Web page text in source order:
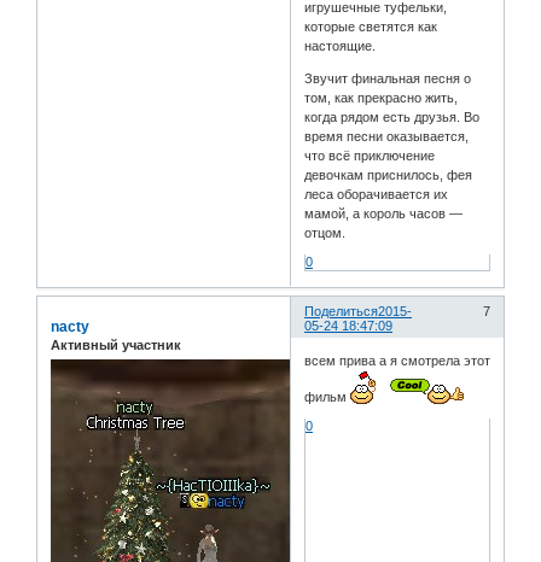
игрушечные туфельки,
которые светятся как
настоящие.
Звучит финальная песня о
том, как прекрасно жить,
когда рядом есть друзья. Во
время песни оказывается,
что всё приключение
девочкам приснилось, фея
леса оборачивается их
мамой, а король часов —
отцом.
0
Поделиться 7
2015-
05-24 18:47:09
nacty
Активный участник
всем прива а я смотрела этот
фильм
0